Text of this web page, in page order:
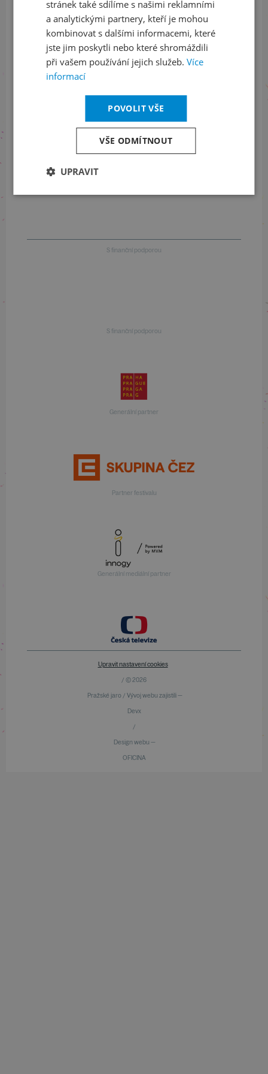
Sledujte nás na sociálních sítích
LinkedInflickr
Informace o stavu objednávek
+420 461 049 232
S finanční podporou
S finanční podporou
Generální partner
Partner festivalu
Generální mediální partner
Upravit nastavení cookies
/ © 2026
Pražské jaro / Vývoj webu zajistili —
Devx
/
Design webu —
OFICINA
stránek také sdílíme s našimi reklamními
a analytickými partnery, kteří je mohou
kombinovat s dalšími informacemi, které
jste jim poskytli nebo které shromáždili
při vašem používání jejich služeb. Více
informací
POVOLIT VŠE
VŠE ODMÍTNOUT
UPRAVIT